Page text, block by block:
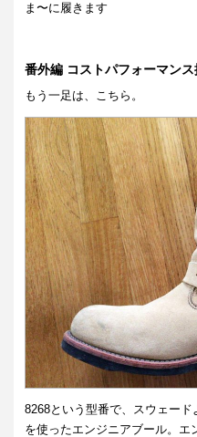
ま〜に履きます
番外編 コストパフォーマン
もう一足は、こちら。
8268という型番で、スウェー
を使ったエンジニアブール。エ